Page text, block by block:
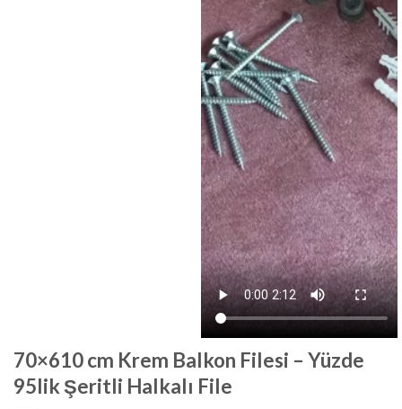
70×610 cm Krem Balkon Filesi – Yüzde
95lik Şeritli Halkalı File